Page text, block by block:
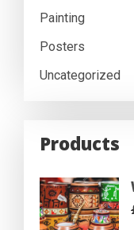
Painting
Posters
Uncategorized
Products